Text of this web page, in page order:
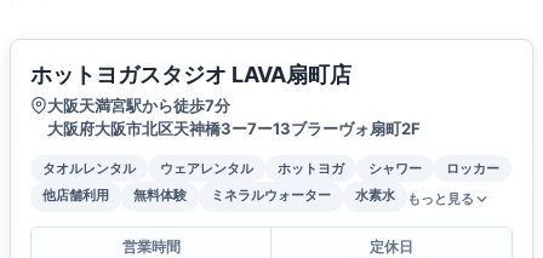
ホットヨガスタジオ LAVA扇町店
大阪天満宮駅から徒歩7分
大阪府大阪市北区天神橋3ー7ー13ブラーヴォ扇町2F
タオルレンタル ウェアレンタル ホットヨガ シャワー
ロッカー
他店舗利用
無料体験 ミネラルウォーター 水素水 もっと見る
営業時間
定休日